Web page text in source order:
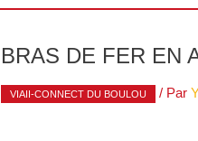
BRAS DE FER EN
VIAII-CONNECT DU BOULOU / Par